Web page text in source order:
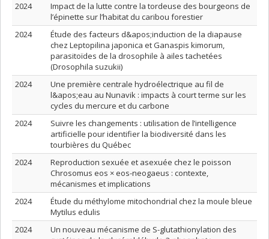
2024
Impact de la lutte contre la tordeuse des bourgeons de
l’épinette sur l’habitat du caribou forestier
2024
Étude des facteurs d&apos;induction de la diapause
chez Leptopilina japonica et Ganaspis kimorum,
parasitoïdes de la drosophile à ailes tachetées
(Drosophila suzukii)
2024
Une première centrale hydroélectrique au fil de
l&apos;eau au Nunavik : impacts à court terme sur les
cycles du mercure et du carbone
2024
Suivre les changements : utilisation de l’intelligence
artificielle pour identifier la biodiversité dans les
tourbières du Québec
2024
Reproduction sexuée et asexuée chez le poisson
Chrosomus eos × eos-neogaeus : contexte,
mécanismes et implications
2024
Étude du méthylome mitochondrial chez la moule bleue
Mytilus edulis
2024
Un nouveau mécanisme de S-glutathionylation des